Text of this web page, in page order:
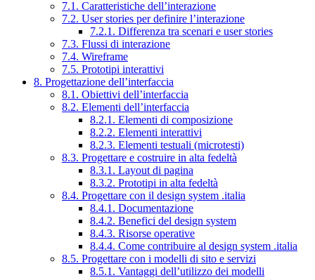
7.1. Caratteristiche dell’interazione
7.2. User stories per definire l’interazione
7.2.1. Differenza tra scenari e user stories
7.3. Flussi di interazione
7.4. Wireframe
7.5. Prototipi interattivi
8. Progettazione dell’interfaccia
8.1. Obiettivi dell’interfaccia
8.2. Elementi dell’interfaccia
8.2.1. Elementi di composizione
8.2.2. Elementi interattivi
8.2.3. Elementi testuali (microtesti)
8.3. Progettare e costruire in alta fedeltà
8.3.1. Layout di pagina
8.3.2. Prototipi in alta fedeltà
8.4. Progettare con il design system .italia
8.4.1. Documentazione
8.4.2. Benefici del design system
8.4.3. Risorse operative
8.4.4. Come contribuire al design system .italia
8.5. Progettare con i modelli di sito e servizi
8.5.1. Vantaggi dell’utilizzo dei modelli